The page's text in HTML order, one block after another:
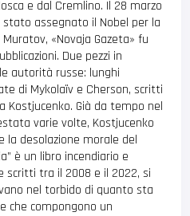
e dal Cremlino. Il 28 marzo
assegnato il Nobel per la
«Novaja Gazeta» fu
Due pezzi in
autorità russe: lunghi
di Mykolaïv e Cherson, scritti
Già da tempo nel
varie volte, Kostjucenko
la desolazione morale del
è un libro incendiario e
scritti tra il 2008 e il 2022, si
nel torbido di quanto sta
che compongono un